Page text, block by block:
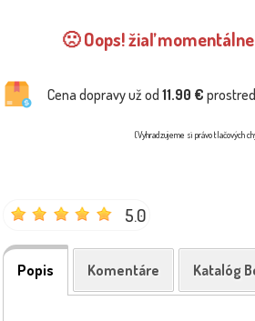
🙁 Oops! žiaľ
Cena dopravy už od 11.90 €
(Vyhradzujeme si právo tlačových
5.0
Popis Komentáre Katalóg